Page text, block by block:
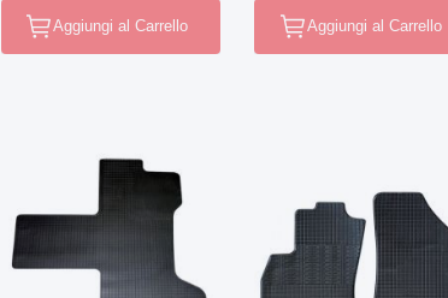
Aggiungi al Carrello Aggiungi al Carrello